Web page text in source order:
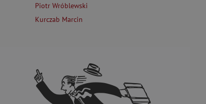
Piotr Wróblewski
Kurczab Marcin